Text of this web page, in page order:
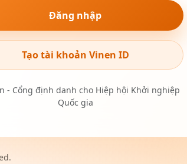
Đăng nhập
Tạo tài khoản Vinen ID
- Cổng định danh cho Hiệp hội Khởi nghiệp
Quốc gia